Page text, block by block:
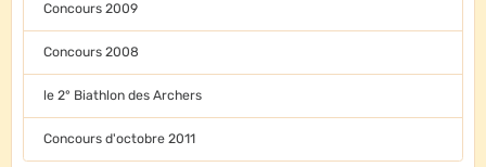
Concours 2009
Concours 2008
le 2° Biathlon des Archers
Concours d'octobre 2011